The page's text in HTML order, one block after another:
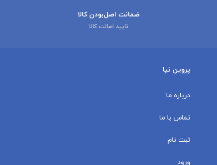
ضمانت اصل‌بودن کالا
تایید اصالت کالا
پروین نیا
درباره ما
تماس با ما
ثبت نام
ورود